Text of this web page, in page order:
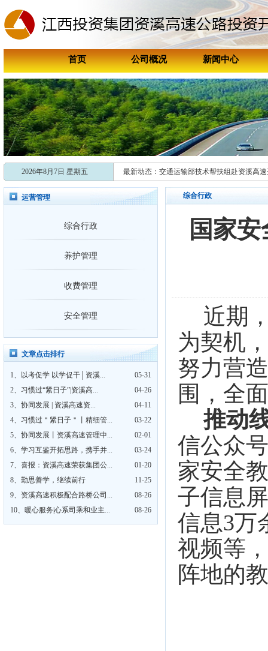
首页 公司概况 新闻中心
2026年8月7日 星期五 最新动态：
喜报！资溪高速连续两年获评资
喜讯！资溪高速成功获评“国家
交通运输部技术帮扶组赴资溪高
共促引车上路，多维发力开启跨
张学剑：矿山救援与抗洪抢险“安
运营管理
综合行政
养护管理
收费管理
安全管理
文章点击排行
05-31
1、
以考促学 以学促干│资溪...
04-26
2、 习惯过“紧日子”|资溪高...
04-11
3、 协同发展 | 资溪高速资...
03-22
4、 习惯过＂紧日子＂丨精细管...
02-01
5、 协同发展丨资溪高速管理中...
03-24
6、 学习互鉴开拓思路，携手并...
01-20
7、 喜报：资溪高速荣获集团公...
11-25
8、 勤思善学，继续前行
08-26
9、 资溪高速积极配合路桥公司...
08-26
10、 暖心服务|心系司乘和业主...
综合行政
国家
近期
为契机
努力营
围， 全
推动
信公众
家安全
子信息
信息3万
视频等
阵地的